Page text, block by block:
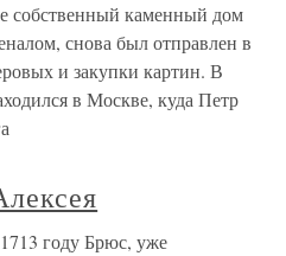
собственный каменный дом
снова был отправлен в
и закупки картин. В
в Москве, куда Петр
году Брюс, уже